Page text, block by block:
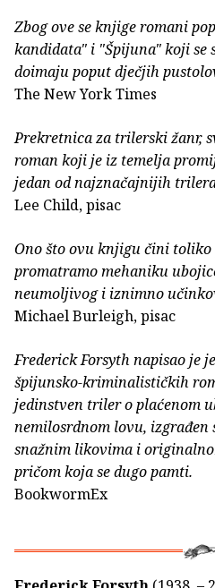
Zbog ove se knjige romani
kandidata" i "Špijuna" koji
doimaju poput dječjih
The New York Times
Prekretnica za trilerski žanr,
roman koji je iz temelja
jedan od najznačajnijih
Lee Child, pisac
Ono što ovu knjigu čini
promatramo mehaniku
neumoljivog i iznimno
Michael Burleigh, pisac
Frederick Forsyth napisao je
špijunsko-kriminalističkih
jedinstven triler o plaćenom
nemilosrdnom lovu, izgrađen
snažnim likovima i
pričom koja se dugo pamti.
BookwormEx